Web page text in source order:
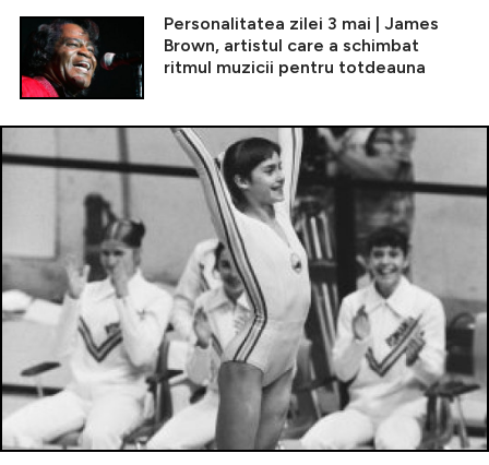
Personalitatea zilei 3 mai | James
Brown, artistul care a schimbat
ritmul muzicii pentru totdeauna